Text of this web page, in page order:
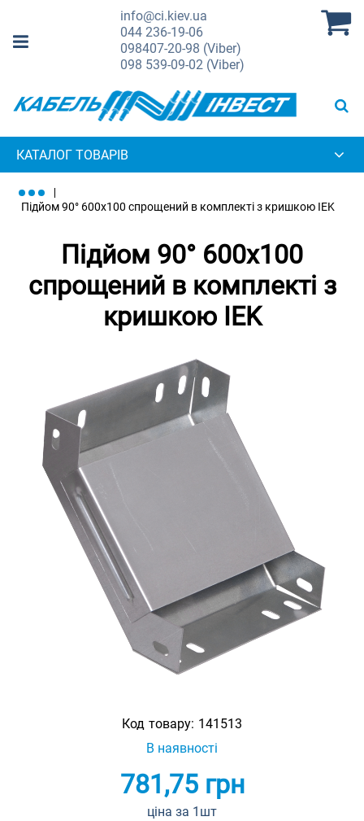
info@ci.kiev.ua
044236-19-06
098407-20-98 (Viber)
098 539-09-02 (Viber)
КАТАЛОГ ТОВАРІВ
Підйом 90° 600х100 спрощений в комплекті з кришкою IEK
Підйом 90° 600х100
спрощений в комплекті з
кришкою IEK
Код товару: 141513
В наявності
781,75грн
ціна за 1шт